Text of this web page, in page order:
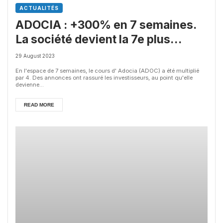
ACTUALITÉS
ADOCIA : +300% en 7 semaines.
La société devient la 7e plus
grosse Biotech française
29 August 2023
En l'espace de 7 semaines, le cours d' Adocia (ADOC) a été multiplié
par 4. Des annonces ont rassuré les investisseurs, au point qu'elle
devienne...
READ MORE